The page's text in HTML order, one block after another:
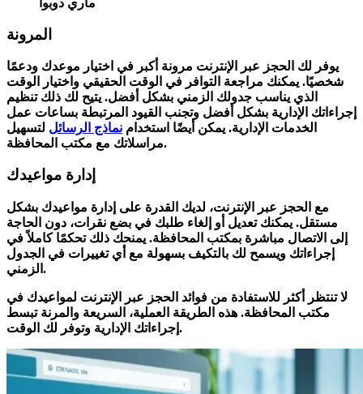
ماري دوبوا
المرونة
يوفر لك الحجز عبر الإنترنت مرونة أكبر في اختيار موعدك ودعمًا
شخصيًا. يمكنك مراجعة التوافر في الوقت الحقيقي واختيار الوقت
الذي يناسب جدولك الزمني بشكل أفضل. يتيح لك ذلك تنظيم
إجراءاتك الإدارية بشكل أفضل وتجنب القيود المرتبطة بساعات عمل
الخدمات الإدارية. يمكن أيضًا استخدام نماذج الرسائل لتسهيل
مراسلاتك مع مكتب المحافظة.
إدارة مواعيدك
مع الحجز عبر الإنترنت، لديك القدرة على إدارة مواعيدك بشكل
مستقل. يمكنك تعديل أو إلغاء طلبك في بضع نقرات، دون الحاجة
إلى الاتصال مباشرة بمكتب المحافظة. يمنحك ذلك تحكمًا كاملاً في
إجراءاتك ويسمح لك بالتكيف بسهولة مع أي تغييرات في الجدول
الزمني.
لا تنتظر أكثر للاستفادة من فوائد الحجز عبر الإنترنت لمواعيدك في
مكتب المحافظة. هذه الطريقة العملية، السريعة والمرنة تبسط
إجراءاتك الإدارية وتوفر لك الوقت.